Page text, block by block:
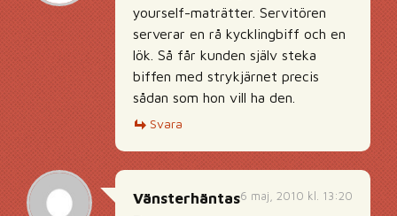
yourself-maträtter. Servitören
serverar en rå kycklingbiff och en
lök. Så får kunden själv steka
biffen med strykjärnet precis
sådan som hon vill ha den.
Svara
6 maj, 2010 kl. 13:20
Vänsterhäntas